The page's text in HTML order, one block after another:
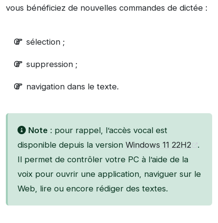
vous bénéficiez de nouvelles commandes de dictée :
sélection ;
suppression ;
navigation dans le texte.
Note : pour rappel, l’accès vocal est
disponible depuis la version Windows 11 22H2
.
Il permet de contrôler votre PC à l’aide de la
voix pour ouvrir une application, naviguer sur le
Web, lire ou encore rédiger des textes.